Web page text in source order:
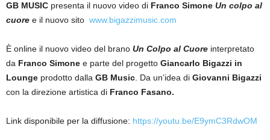
GB MUSIC presenta il nuovo video di Franco Simone Un colpo al
cuore e il nuovo sito www.bigazzimusic.com
È online il nuovo video del brano Un Colpo al Cuore interpretato
da Franco Simone e parte del progetto Giancarlo Bigazzi in
Lounge prodotto dalla GB Music . Da un’idea di Giovanni Bigazzi
con la direzione artistica di Franco Fasano.
Link disponibile per la diffusione: https://youtu.be/E9ymC3RdwOM